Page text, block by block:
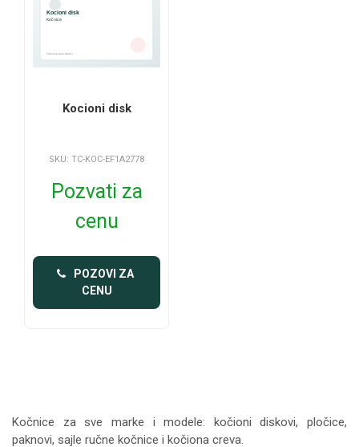
Kocioni disk
SKU: TC-KOC-EF1A2778
Pozvati za
cenu
POZOVI ZA
CENU
Kočnice za sve marke i modele: kočioni diskovi, pločice,
paknovi, sajle ručne kočnice i kočiona creva.